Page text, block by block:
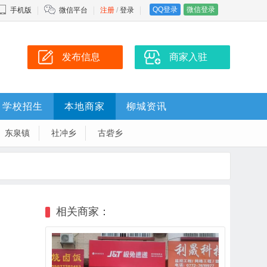
手机版 微信平台 注册 / 登录 QQ登录 微信登录
发布信息 商家入驻
学校招生 本地商家 柳城资讯
东泉镇 社冲乡 古砦乡
相关商家：